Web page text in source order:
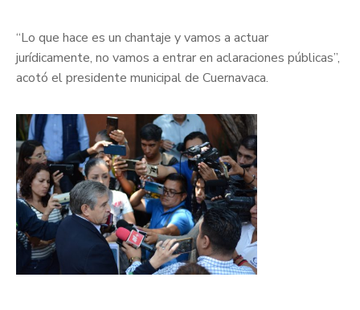
“Lo que hace es un chantaje y vamos a actuar
jurídicamente, no vamos a entrar en aclaraciones públicas”,
acotó el presidente municipal de Cuernavaca.